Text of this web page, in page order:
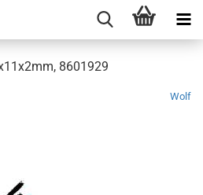
8601929
Wolf